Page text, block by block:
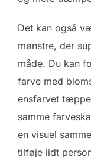
Det kan også
mønstre, der
måde. Du kan
farve med
ensfarvet
samme
en visuel
tilføje lidt